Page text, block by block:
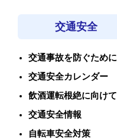
交通安全
交通事故を防ぐために
交通安全カレンダー
飲酒運転根絶に向けて
交通安全情報
自転車安全対策